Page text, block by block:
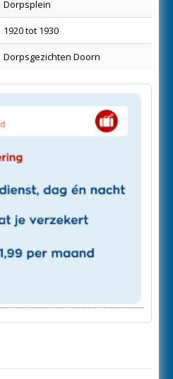
Dorpsplein
1920 tot 1930
Dorpsgezichten Doorn